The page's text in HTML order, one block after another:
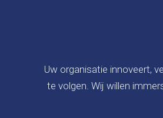
Uw organisatie innoveert,
te volgen. Wij willen